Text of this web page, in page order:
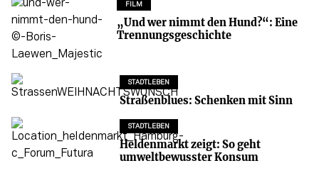
FILM
„Und wer nimmt den Hund?“: Eine
Trennungsgeschichte
STADTLEBEN
Straßenblues: Schenken mit Sinn
STADTLEBEN
Heldenmarkt zeigt: So geht
umweltbewusster Konsum